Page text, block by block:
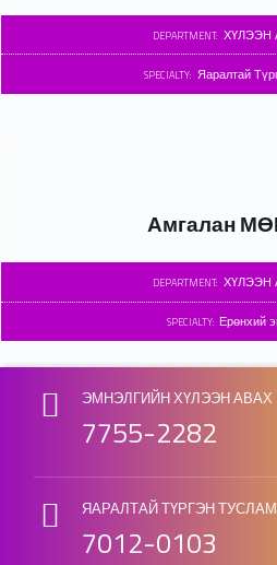
DEPARTMENT: ХҮЛЭЭН
SPECIALTY: Яаралтай
Амгалан
DEPARTMENT: ХҮЛЭЭН
SPECIALTY: Ерөнхий
Skip back to main navigation
ЭМНЭЛГИЙН ХҮЛЭЭН АВАХ
7755-2282
ЯАРАЛТАЙ ТҮРГЭН
7012-0103